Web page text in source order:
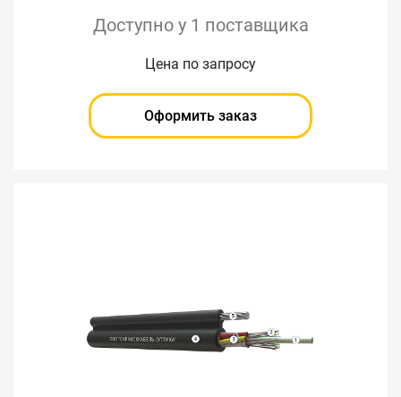
Доступно у 1 поставщика
Цена по запросу
Оформить заказ